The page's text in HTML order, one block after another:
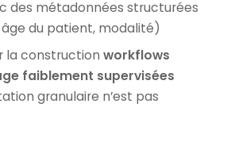
des métadonnées structurées
du patient, modalité)
la construction workflows
faiblement supervisées
granulaire n’est pas